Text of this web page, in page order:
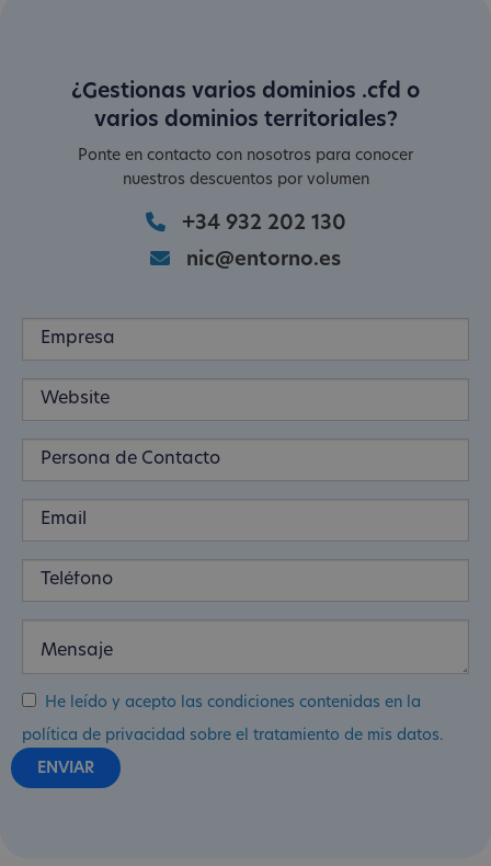
¿Gestionas varios dominios .cfd o
varios dominios territoriales?
Ponte en contacto con nosotros para conocer
nuestros descuentos por volumen
+34 932 202 130
nic@entorno.es
He leído y acepto las condiciones contenidas en la
política de privacidad sobre el tratamiento de mis datos.